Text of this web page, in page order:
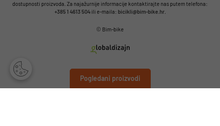
Pogledani proizvodi
dostupnosti proizvoda. Za najažurnije informacije kontaktirajte nas putem telefona:
+385 1 4613 504ili e-maila: bicikli@bim-bike.hr.
© Bim-bike